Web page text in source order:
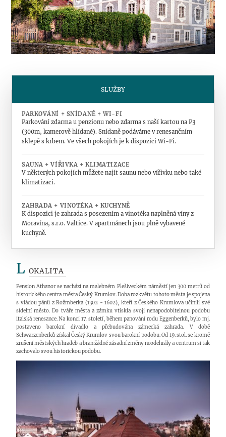
SLUŽBY
PARKOVÁNÍ + SNÍDANĚ + WI-FI
Parkování zdarma u penzionu nebo zdarma s naší kartou na P3
(300m, kamerově hlídané). Snídaně podáváme v renesančním
sklepě s krbem. Ve všech pokojích je k dispozici Wi-Fi.
SAUNA + VÍŘIVKA + KLIMATIZACE
V některých pokojích můžete najít saunu nebo vířivku nebo také
klimatizaci.
ZAHRADA + VINOTÉKA + KUCHYNĚ
K dispozici je zahrada s posezením a vinotéka naplněná víny z
Moravína, s.r.o. Valtice. V apartmánech jsou plně vybavené
kuchyně.
L OKALITA
Pension Athanor se nachází na malebném Plešiveckém náměstí jen 300 metrů od
historického centra města Český Krumlov. Doba rozkvětu tohoto města je spojena
s vládou pánů z Rožmberka (1302 - 1602), kteří z Českého Krumlova učinili své
sídelní město. Do tváře města a zámku vtiskla svoji nenapodobitelnou podobu
italská renesance. Na konci 17. století, během panování rodu Eggenberků, bylo mj.
postaveno barokní divadlo a přebudována zámecká zahrada. V době
Schwarzenberků získal Český Krumlov svou barokní podobu. Od 19. stol. se kromě
zrušení městských hradeb a bran žádné zásadní změny neodehrály a centrum si tak
zachovalo svou historickou podobu.